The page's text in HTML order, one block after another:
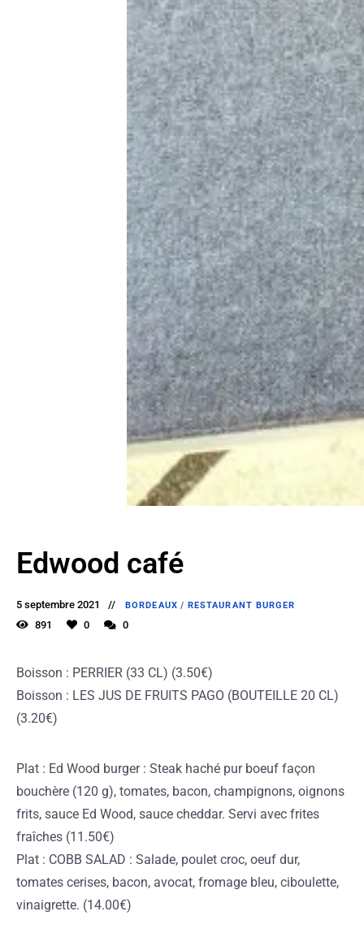
Edwood café
5 septembre 2021 BORDEAUX / RESTAURANT BURGER
891 0 0
Boisson : PERRIER (33 CL) (3.50€)
Boisson : LES JUS DE FRUITS PAGO (BOUTEILLE 20 CL)
(3.20€)
Plat : Ed Wood burger : Steak haché pur boeuf façon
bouchère (120 g), tomates, bacon, champignons, oignons
frits, sauce Ed Wood, sauce cheddar. Servi avec frites
fraîches (11.50€)
Plat : COBB SALAD : Salade, poulet croc, oeuf dur,
tomates cerises, bacon, avocat, fromage bleu, ciboulette,
vinaigrette. (14.00€)